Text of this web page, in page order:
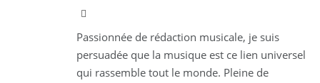
Passionnée de rédaction musicale, je suis
persuadée que la musique est ce lien universel
qui rassemble tout le monde. Pleine de